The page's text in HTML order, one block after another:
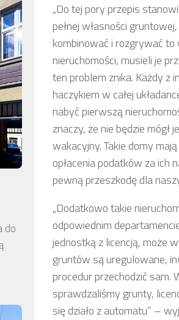
„Do tej pory przepis
pełnej własności
kombinować i rozgrywać
nieruchomości, musieli je
ten problem znika. Każdy z
haczykiem w całej
nabyć pierwszą
znaczy, że nie będzie mógł
wakacyjny. Takie domy
opłacenia podatków za ich
pewną przeszkodę dla
„Dodatkowo takie
odpowiednim
jednostką z licencją, może
gruntów są uregulowane,
procedur przechodzić
sprawdzaliśmy grunty,
się działo z automatu” –
do